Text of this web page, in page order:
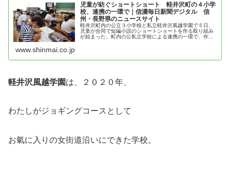
児童が紡ぐショートショート 軽井沢町の４小学
校、連携の一環で｜信濃毎日新聞デジタル 信
州・長野県のニュースサイト
軽井沢町内の公立３小学校と私立軽井沢風越学園で５日、
児童が合同で短編小説のショートショートを作る取り組み
が始まった。町内の公私立学校による連携の一環で、作品
www.shinmai.co.jp
軽井沢風越学園は、２０２０年、
わたしがジョギングコースとして
お氣に入りの女街道沿いにできた学校。